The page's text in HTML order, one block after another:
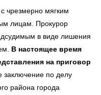
чрезмерно мягким
лицам. Прокурор
в виде лишения
В настоящее время
на приговор
заключение по делу
района города